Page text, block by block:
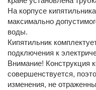
На корпусе
максимально
воды.
Кипятильник
подключения к
Внимание! Конструкция
совершенствуется,
изменения, не